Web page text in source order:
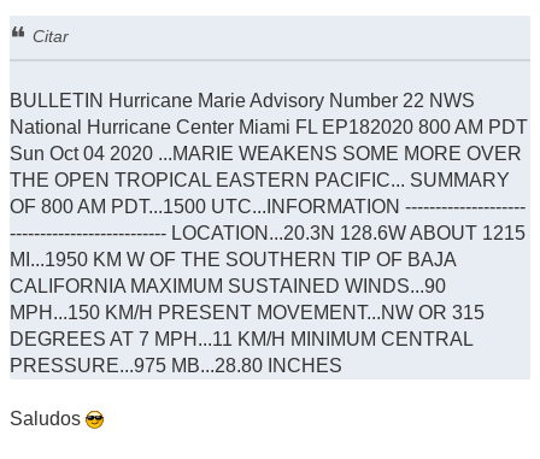
Citar
BULLETIN Hurricane Marie Advisory Number 22 NWS
National Hurricane Center Miami FL EP182020 800 AM PDT
Sun Oct 04 2020 ...MARIE WEAKENS SOME MORE OVER
THE OPEN TROPICAL EASTERN PACIFIC... SUMMARY
OF 800 AM PDT...1500 UTC...INFORMATION --------------------
-------------------------- LOCATION...20.3N 128.6W ABOUT 1215
MI...1950 KM W OF THE SOUTHERN TIP OF BAJA
CALIFORNIA MAXIMUM SUSTAINED WINDS...90
MPH...150 KM/H PRESENT MOVEMENT...NW OR 315
DEGREES AT 7 MPH...11 KM/H MINIMUM CENTRAL
PRESSURE...975 MB...28.80 INCHES
Saludos